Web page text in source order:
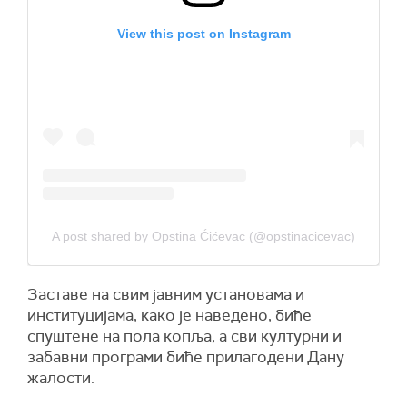
View this post on Instagram
A post shared by Opstina Ćićevac (@opstinacicevac)
Заставе на свим јавним установама и
институцијама, како је наведено, биће
спуштене на пола копља, а сви културни и
забавни програми биће прилагодени Дану
жалости.